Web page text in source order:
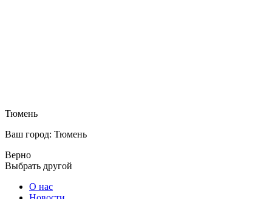
Тюмень
Ваш город: Тюмень
Верно
Выбрать другой
О нас